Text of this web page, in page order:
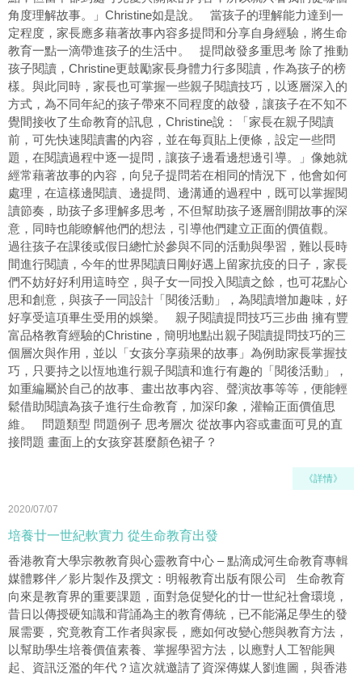
角度理解故事。」Christine如是說。 當孩子的理解能力達到一
定程度，家長應多藉著故事內容多提問和分享自身經驗，將生命
教育一點一滴帶進孩子的生活中。 提問啟發多重思考 除了推動
孩子閱讀，Christine更鼓勵家長身體力行多閱讀，作為孩子的榜
樣。與此同時，家長也可掌握一些親子閱讀技巧，以逐層深入的
方式，為不同年紀的孩子帶來不同程度的啟發，讓孩子在不知不
覺間接收了生命教育的訊息，Christine說：「家長在親子閱讀
前，可先快速閱讀書的內容，並在每頁貼上便條，設定一些問
題，在閱讀過程中逐一提問，讓孩子邊看邊想邊引導。」像她就
經常藉著故事的內容，向兒子提問若在相同的情況下，他會如何
處理，在這樣邊閱讀、邊提問、邊溝通的過程中，既可以掌握閱
讀節奏，助孩子多理解多思考，不但幫助孩子逐層剖開故事的深
意，同時也能瞭解他們的想法，引導他們建立正面的價值觀。
過往孩子在課後或假日總忙於參與不同的活動與學習，難以長時
間進行閱讀，今年的世界閱讀日剛好遇上留家抗疫的日子，家長
們不妨好好利用這時空，與子女一同投入閱讀之餘，也可花點心
思和創意，與孩子一同設計「閱後活動」，為閱讀增加趣味，好
好享受這項畢生受用的娛樂。 親子閱讀提問技巧三步曲 擁有豐
富品格教育經驗的Christine，簡明地點出親子閱讀提問技巧的三
個層次與作用，並以「女孩分享蘋果的故事」為例助家長掌握技
巧，只要持之以恆地進行親子閱讀和進行有趣的「閱後活動」，
如重編屬於自己的故事、畫出故事內容、聲演故事等等，便能輕
鬆借助閱讀為孩子進行生命教育，加深印象，灌輸正面價值思
維。 問題類型 問題例子 思考層次 從故事內容或畫面可見的直
接問題 畫面上的女孩穿甚麼顏色裙子？
《詳情》
2020/07/07
培養廿一世紀軟實力 從生命教育出發
香港教育大學宗教教育與心靈教育中心 – 點滴成河生命教育專輯
媒體夥伴／影片製作及撰文：明報教育出版有限公司 生命教育
向來是教育界的重要課題，面對急促變化的廿一世紀社會環境，
昔日以傳授硬知識和背誦為主的教育傳統，已不能滿足學生的發
展需要，究竟教育工作者與家長，應如何改變心態與教育方法，
以幫助學生培養價值素養、掌握學習方法，以應對人工智能興
起、資訊泛濫的年代？這次就邀請了資深傳媒人劉進圖，與香港